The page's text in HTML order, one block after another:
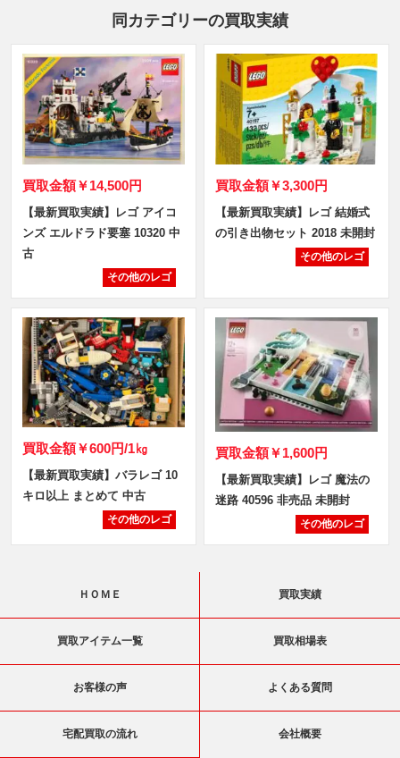
同カテゴリーの買取実績
買取金額￥14,500円
【最新買取実績】レゴ アイコ
ンズ エルドラド要塞 10320 中
古
その他のレゴ
買取金額￥3,300円
【最新買取実績】レゴ 結婚式
の引き出物セット 2018 未開封
その他のレゴ
買取金額￥600円/1㎏
【最新買取実績】バラレゴ 10
キロ以上 まとめて 中古
その他のレゴ
買取金額￥1,600円
【最新買取実績】レゴ 魔法の
迷路 40596 非売品 未開封
その他のレゴ
ＨＯＭＥ 買取実績
買取アイテム一覧 買取相場表
お客様の声 よくある質問
宅配買取の流れ 会社概要